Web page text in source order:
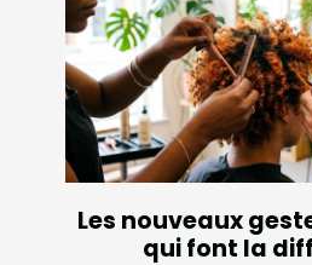
Les nouveaux
qui font la